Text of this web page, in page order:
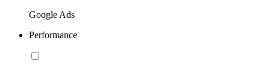
Google Ads
Performance